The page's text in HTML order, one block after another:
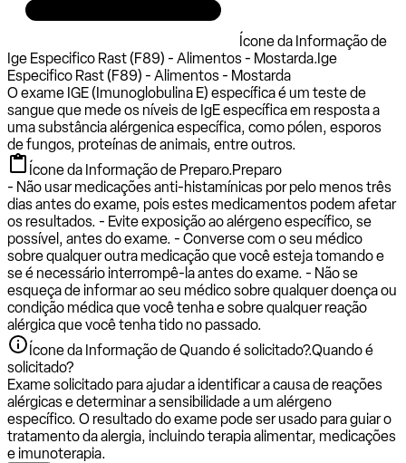
Ícone da Informação de
Ige Especifico Rast (F89) - Alimentos - Mostarda.Ige
Especifico Rast (F89) - Alimentos - Mostarda
O exame IGE (Imunoglobulina E) específica é um teste de
sangue que mede os níveis de IgE específica em resposta a
uma substância alérgenica específica, como pólen, esporos
de fungos, proteínas de animais, entre outros.
Ícone da Informação de Preparo.Preparo
- Não usar medicações anti-histamínicas por pelo menos três
dias antes do exame, pois estes medicamentos podem afetar
os resultados. - Evite exposição ao alérgeno específico, se
possível, antes do exame. - Converse com o seu médico
sobre qualquer outra medicação que você esteja tomando e
se é necessário interrompê-la antes do exame. - Não se
esqueça de informar ao seu médico sobre qualquer doença ou
condição médica que você tenha e sobre qualquer reação
alérgica que você tenha tido no passado.
Ícone da Informação de Quando é solicitado?.Quando é
solicitado?
Exame solicitado para ajudar a identificar a causa de reações
alérgicas e determinar a sensibilidade a um alérgeno
específico. O resultado do exame pode ser usado para guiar o
tratamento da alergia, incluindo terapia alimentar, medicações
e imunoterapia.